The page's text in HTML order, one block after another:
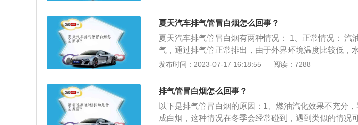
害： 排气管冒白烟是不正常的现象。最好检测出原因，
蒸气，会对排气管造成腐蚀，使排气管提前锈蚀损坏。
夏天汽车排气管冒白烟怎么回事？
夏天汽车排气管冒白烟有两种情况： 1、正常情况： 汽
气，通过排气管正常排出，由于外界环境温度比较低，
水滴，变化成肉眼能够看到的水蒸气。 2、存在故障：
害： 排气管冒白烟是不正常的现象。最好检测出原因，
蒸气，会对排气管造成腐蚀，使排气管提前锈蚀损坏。
发布时间：2023-07-17 16:18:55 阅读：7288
排气管冒白烟怎么回事？
以下是排气管冒白烟的原因：1、燃油汽化效果不充分
成白烟，这种情况在冬季会经常碰到，遇到类似的情况